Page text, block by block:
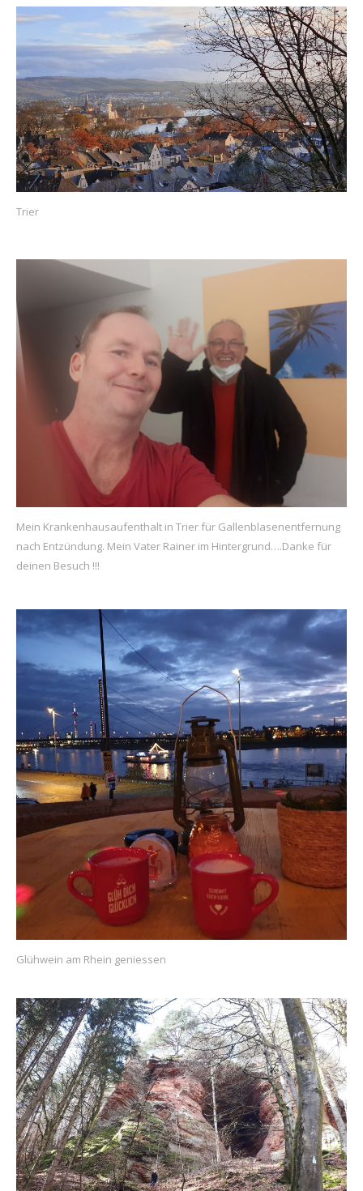
Trier
Mein Krankenhausaufenthalt in Trier für Gallenblasenentfernung
nach Entzündung. Mein Vater Rainer im Hintergrund….Danke für
deinen Besuch !!!
Glühwein am Rhein geniessen